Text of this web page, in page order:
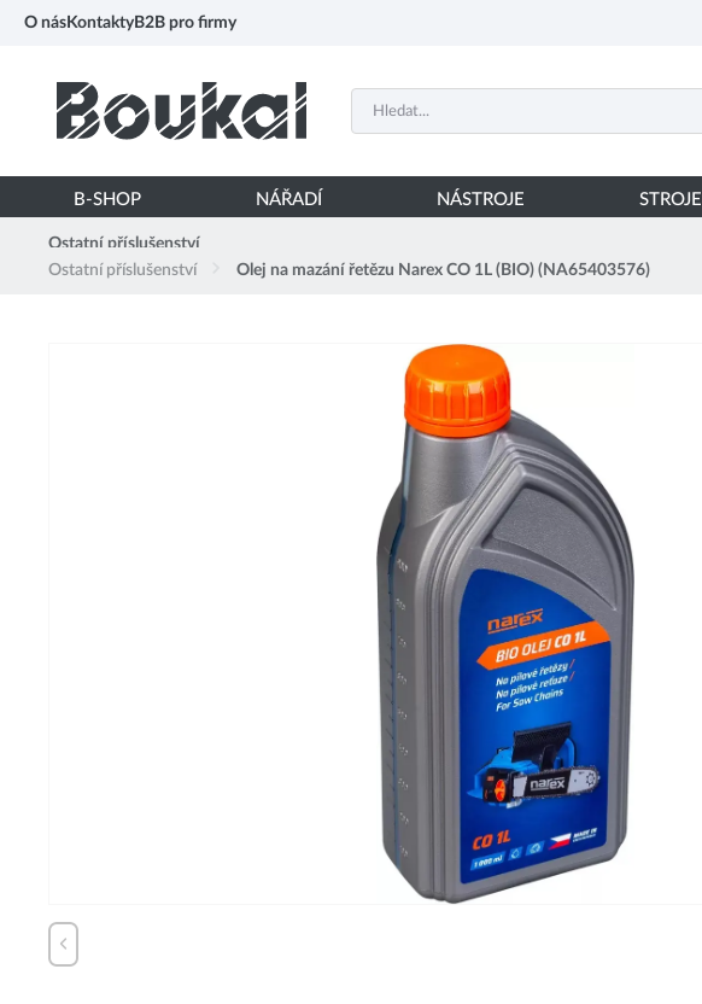
O nás Kontakty B2B pro firmy
B-SHOP NÁŘADÍ NÁSTROJE STROJE
Ostatní příslušenství
Ostatní příslušenství
Olej na mazání řetězu Narex CO 1L (BIO) (NA65403576)